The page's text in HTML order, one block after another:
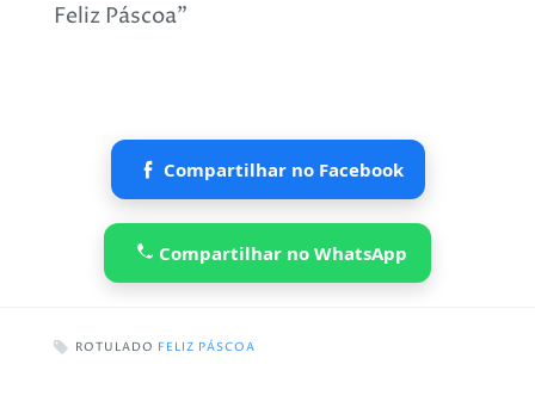
Feliz Páscoa”
Compartilhar no Facebook
Compartilhar no WhatsApp
ROTULADO FELIZ PÁSCOA